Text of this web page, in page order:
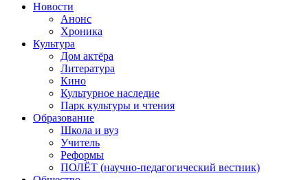
Новости
Анонс
Хроника
Культура
Дом актёра
Литература
Кино
Культурное наследие
Парк культуры и чтения
Образование
Школа и вуз
Учитель
Реформы
ПОЛЁТ (научно-педагогический вестник)